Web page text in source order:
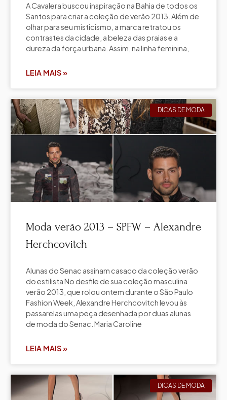
A Cavalera buscou inspiração na Bahia de todos os
Santos para criar a coleção de verão 2013. Além de
olhar para seu misticismo, a marca retratou os
contrastes da cidade, a beleza das praias e a
dureza da força urbana. Assim, na linha feminina,
LEIA MAIS »
DICAS DE MODA
Moda verão 2013 – SPFW – Alexandre
Herchcovitch
Alunas do Senac assinam casaco da coleção verão
do estilista No desfile de sua coleção masculina
verão 2013, que rolou ontem durante o São Paulo
Fashion Week, Alexandre Herchcovitch levou às
passarelas uma peça desenhada por duas alunas
de moda do Senac. Maria Caroline
LEIA MAIS »
DICAS DE MODA